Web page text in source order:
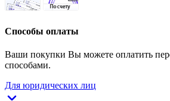
Способы оплаты
Ваши покупки Вы можете оплатить
способами.
Для юридических лиц